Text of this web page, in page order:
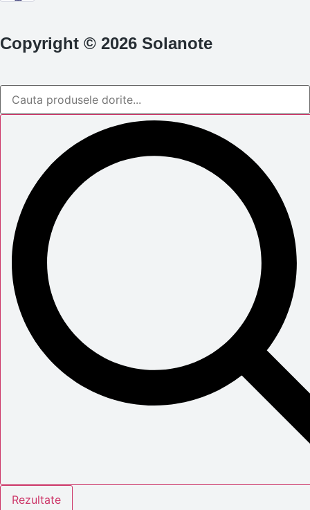
Copyright © 2026 Solanote
Rezultate